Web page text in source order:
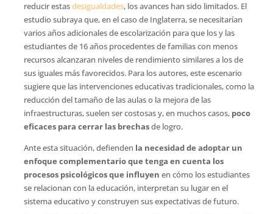
reducir estasdesigualdades, los avances han sido limitados. El
estudio subraya que, en el caso de Inglaterra, se necesitarían
varios años adicionales de escolarización para que los y las
estudiantes de 16 años procedentes de familias con menos
recursos alcanzaran niveles de rendimiento similares a los de
sus iguales más favorecidos. Para los autores, este escenario
sugiere que las intervenciones educativas tradicionales, como la
reducción del tamaño de las aulas o la mejora de las
infraestructuras, suelen ser costosas y, en muchos casos, poco
eficaces para cerrar las brechasde logro.
Ante esta situación, defienden la necesidad de adoptar un
enfoque complementario que tenga en cuenta los
procesos psicológicos que influyen en cómo los estudiantes
se relacionan con la educación, interpretan su lugar en el
sistema educativo y construyen sus expectativas de futuro.